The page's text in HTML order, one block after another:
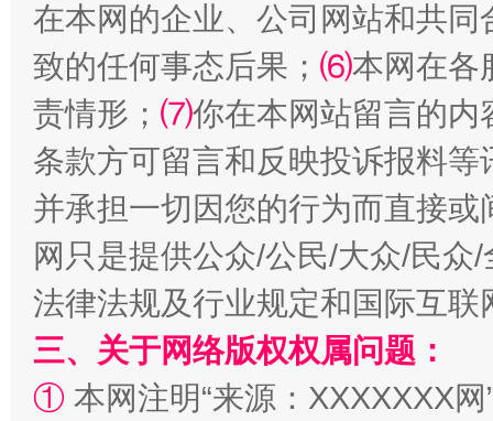
在本网的企业、公司网站和共
致的任何事态后果； ⑹本网在各
责情形； ⑺你在本网站留言的内
条款方可留言和反映投诉报料
并承担一切因您的行为而直接
网只是提供公众/公民/大众/民
法律法规及行业规定和国际互
三、关于网络版权权属问题：
① 本网注明“来源：XXXXXXX